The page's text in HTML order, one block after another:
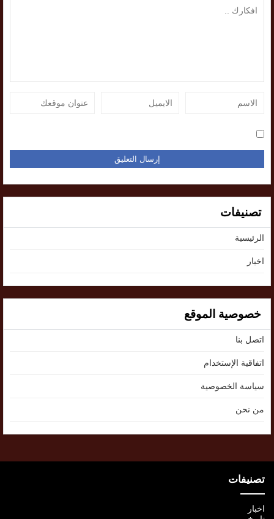
تصنيفات
الرئيسية
اخبار
خصوصية الموقع
اتصل بنا
اتفاقية الإستخدام
سياسة الخصوصية
من نحن
تصنيفات
اخبار